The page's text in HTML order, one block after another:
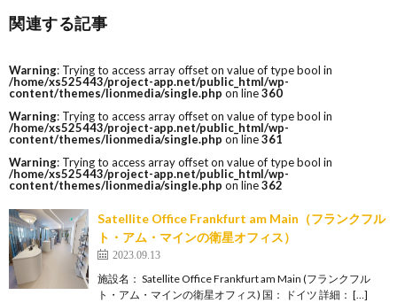
関連する記事
Warning: Trying to access array offset on value of type bool in
/home/xs525443/project-app.net/public_html/wp-
content/themes/lionmedia/single.php on line360
Warning: Trying to access array offset on value of type bool in
/home/xs525443/project-app.net/public_html/wp-
content/themes/lionmedia/single.php on line361
Warning: Trying to access array offset on value of type bool in
/home/xs525443/project-app.net/public_html/wp-
content/themes/lionmedia/single.php on line362
Satellite Office Frankfurt am Main（フランクフル
ト・アム・マインの衛星オフィス）
2023.09.13
施設名： Satellite Office Frankfurt am Main (フランクフル
ト・アム・マインの衛星オフィス) 国： ドイツ 詳細： […]